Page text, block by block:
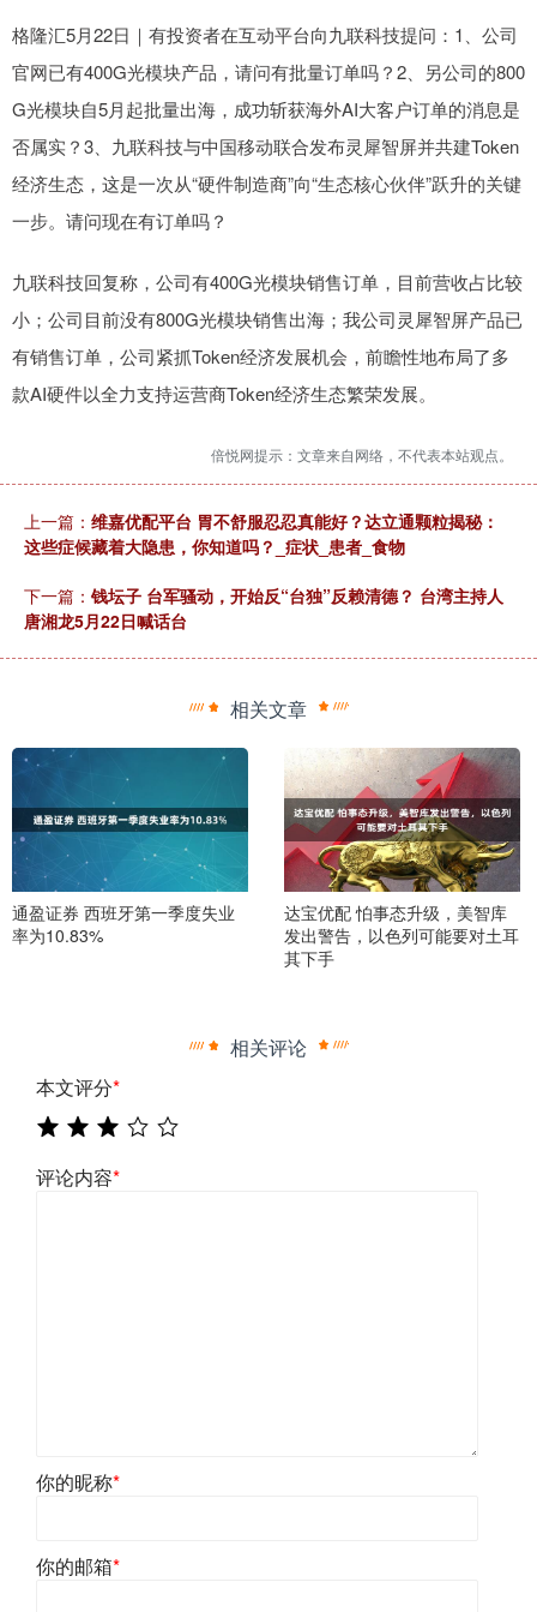
格隆汇5月22日｜有投资者在互动平台向九联科技提问：1、公司
官网已有400G光模块产品，请问有批量订单吗？2、另公司的800
G光模块自5月起批量出海，成功斩获海外AI大客户订单的消息是
否属实？3、九联科技与中国移动联合发布灵犀智屏并共建Token
经济生态，这是一次从“硬件制造商”向“生态核心伙伴”跃升的关键
一步。请问现在有订单吗？
九联科技回复称，公司有400G光模块销售订单，目前营收占比较
小；公司目前没有800G光模块销售出海；我公司灵犀智屏产品已
有销售订单，公司紧抓Token经济发展机会，前瞻性地布局了多
款AI硬件以全力支持运营商Token经济生态繁荣发展。
倍悦网提示：文章来自网络，不代表本站观点。
上一篇： 维嘉优配平台 胃不舒服忍忍真能好？达立通颗粒揭秘：
这些症候藏着大隐患，你知道吗？_症状_患者_食物
下一篇： 钱坛子 台军骚动，开始反“台独”反赖清德？ 台湾主持人
唐湘龙5月22日喊话台
相关文章
通盈证券 西班牙第一季度失业
率为10.83%
达宝优配 怕事态升级，美智库
发出警告，以色列可能要对土耳
其下手
相关评论
本文评分*
评论内容*
你的昵称*
你的邮箱*